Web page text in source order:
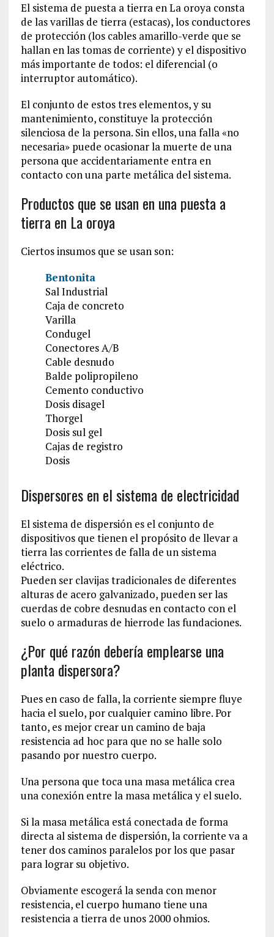
El sistema de puesta a tierra en La oroya consta
de las varillas de tierra (estacas), los conductores
de protección (los cables amarillo-verde que se
hallan en las tomas de corriente) y el dispositivo
más importante de todos: el diferencial (o
interruptor automático).
El conjunto de estos tres elementos, y su
mantenimiento, constituye la protección
silenciosa de la persona. Sin ellos, una falla «no
necesaria» puede ocasionar la muerte de una
persona que accidentariamente entra en
contacto con una parte metálica del sistema.
Productos que se usan en una puesta a
tierra en La oroya
Ciertos insumos que se usan son:
Bentonita
Sal Industrial
Caja de concreto
Varilla
Condugel
Conectores A/B
Cable desnudo
Balde polipropileno
Cemento conductivo
Dosis disagel
Thorgel
Dosis sul gel
Cajas de registro
Dosis
Dispersores en el sistema de electricidad
El sistema de dispersión es el conjunto de
dispositivos que tienen el propósito de llevar a
tierra las corrientes de falla de un sistema
eléctrico.
Pueden ser clavijas tradicionales de diferentes
alturas de acero galvanizado, pueden ser las
cuerdas de cobre desnudas en contacto con el
suelo o armaduras de hierrode las fundaciones.
¿Por qué razón debería emplearse una
planta dispersora?
Pues en caso de falla, la corriente siempre fluye
hacia el suelo, por cualquier camino libre. Por
tanto, es mejor crear un camino de baja
resistencia ad hoc para que no se halle solo
pasando por nuestro cuerpo.
Una persona que toca una masa metálica crea
una conexión entre la masa metálica y el suelo.
Si la masa metálica está conectada de forma
directa al sistema de dispersión, la corriente va a
tener dos caminos paralelos por los que pasar
para lograr su objetivo.
Obviamente escogerá la senda con menor
resistencia, el cuerpo humano tiene una
resistencia a tierra de unos 2000 ohmios.